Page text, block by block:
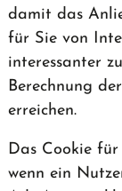
damit das
für Sie von
interessanter
Berechnung
erreichen.
Das Cookie
wenn ein